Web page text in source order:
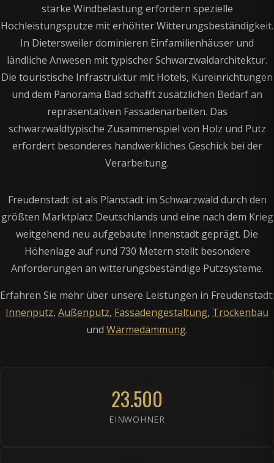
starke Windbelastung erfordern spezielle
Hochleistungsputze mit erhöhter Witterungsbeständigkeit.
In Dietersweiler dominieren Einfamilienhäuser und
ländliche Anwesen mit typischer Schwarzwaldarchitektur.
Die touristische Infrastruktur mit Hotels, Kureinrichtungen
und dem Panorama Bad schafft zusätzlichen Bedarf an
repräsentativen Fassadenarbeiten. Das
schwarzwaldtypische Zusammenspiel von Holz und Putz
erfordert besonderes handwerkliches Geschick bei der
Verarbeitung.
Freudenstadt ist als Planstadt im Schwarzwald durch den
größten Marktplatz Deutschlands und eine nach dem Krieg
weitgehend neu aufgebaute Innenstadt geprägt. Die
Höhenlage auf rund 730 Metern stellt besondere
Anforderungen an witterungsbeständige Putzsysteme.
Erfahren Sie mehr über unsere Leistungen in Freudenstadt:
Innenputz, Außenputz, Fassadengestaltung, Trockenbau
und Wärmedämmung.
23.500
EINWOHNER